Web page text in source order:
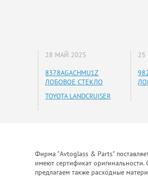
28 МАЙ 2025
8378AGACHMU1Z
ЛОБОВОЕ СТЕКЛО
TOYOTA LANDCRUISER
25
Фирма "Avtoglass & Parts"
имеют сертификат
предлагаем также расходные